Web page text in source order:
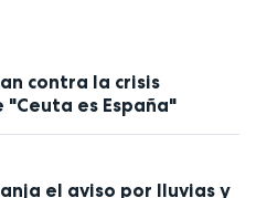
contra la crisis
es España"
el aviso por lluvias y